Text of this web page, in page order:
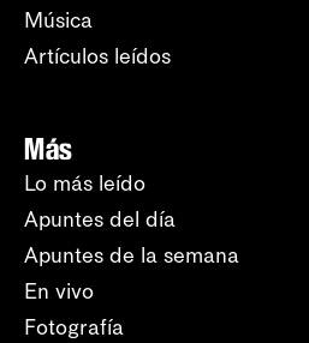
Música
Artículos leídos
Más
Lo más leído
Apuntes del día
Apuntes de la semana
En vivo
Fotografía